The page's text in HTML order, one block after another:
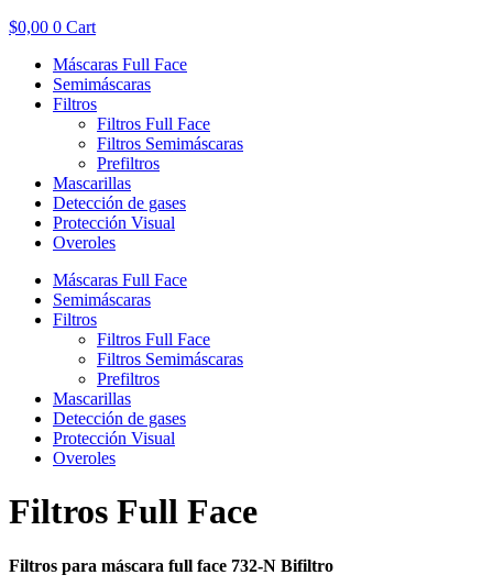
$0,00 0 Cart
Máscaras Full Face
Semimáscaras
Filtros
Filtros Full Face
Filtros Semimáscaras
Prefiltros
Mascarillas
Detección de gases
Protección Visual
Overoles
Máscaras Full Face
Semimáscaras
Filtros
Filtros Full Face
Filtros Semimáscaras
Prefiltros
Mascarillas
Detección de gases
Protección Visual
Overoles
Filtros Full Face
Filtros para máscara full face 732-N Bifiltro